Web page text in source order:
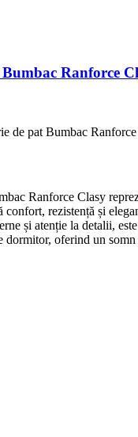
Ranforce
de pat Bumbac
Ranforce Clasy
confort, rezistență și
și atenție la detalii,
dormitor, oferind un